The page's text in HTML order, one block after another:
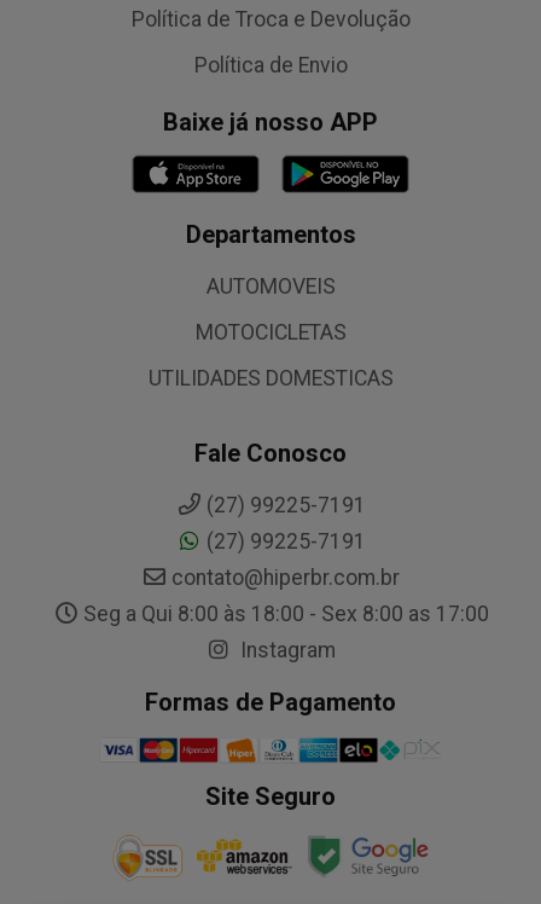
Política de Troca e Devolução
Política de Envio
Baixe já nosso APP
Departamentos
AUTOMOVEIS
MOTOCICLETAS
UTILIDADES DOMESTICAS
Fale Conosco
(27) 99225-7191
(27) 99225-7191
contato@hiperbr.com.br
Seg a Qui 8:00 às 18:00 - Sex 8:00 as 17:00
Instagram
Formas de Pagamento
Site Seguro